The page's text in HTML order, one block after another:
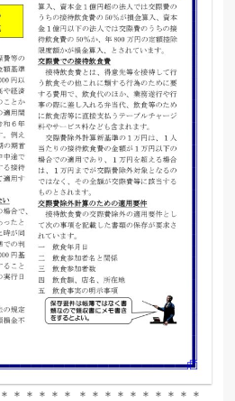
＊＊＊＊＊ ＊＊＊＊＊＊＊＊＊＊